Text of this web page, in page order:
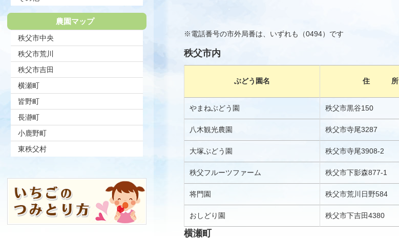
※電話番号の市外局番は、いずれも（0494）です
秩父市内
ぶどう園名 住 所
やまねぶどう園 秩父市黒谷150
八木観光農園 秩父市寺尾3287
大塚ぶどう園 秩父市寺尾3908-2
秩父フルーツファーム 秩父市下影森877-1
将門園 秩父市荒川日野584
おしどり園 秩父市下吉田4380
横瀬町
農園マップ
秩父市中央
秩父市荒川
秩父市吉田
横瀬町
皆野町
長瀞町
小鹿野町
東秩父村